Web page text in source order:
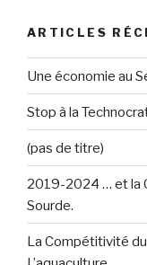
ARTICLES
Une économie au
Stop à la
(pas de titre)
2019-2024 … et la
Sourde.
La Compétitivité